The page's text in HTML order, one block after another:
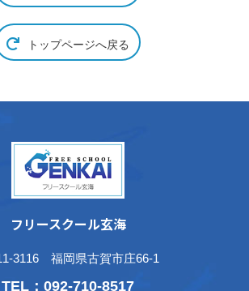
トップページへ戻る
フリースクール玄海
3116 福岡県古賀市庄66-1
TEL： 092-710-8517